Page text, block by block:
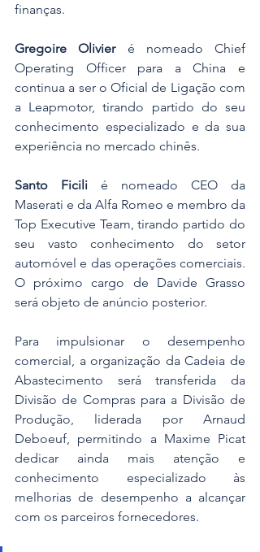
finanças.
Gregoire Olivier é nomeado Chief
Operating Officer para a China e
continua a ser o Oficial de Ligação com
a Leapmotor, tirando partido do seu
conhecimento especializado e da sua
experiência no mercado chinês.
Santo Ficili é nomeado CEO da
Maserati e da Alfa Romeo e membro da
Top Executive Team, tirando partido do
seu vasto conhecimento do setor
automóvel e das operações comerciais.
O próximo cargo de Davide Grasso
será objeto de anúncio posterior.
Para impulsionar o desempenho
comercial, a organização da Cadeia de
Abastecimento será transferida da
Divisão de Compras para a Divisão de
Produção, liderada por Arnaud
Deboeuf, permitindo a Maxime Picat
dedicar ainda mais atenção e
conhecimento especializado às
melhorias de desempenho a alcançar
com os parceiros fornecedores.